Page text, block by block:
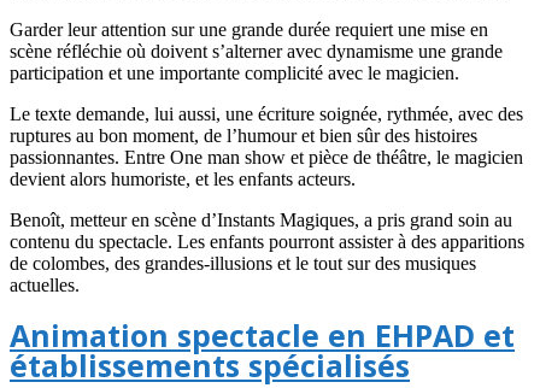
Garder leur attention sur une grande durée requiert une mise en
scène réfléchie où doivent s’alterner avec dynamisme une grande
participation et une importante complicité avec le magicien.
Le texte demande, lui aussi, une écriture soignée, rythmée, avec des
ruptures au bon moment, de l’humour et bien sûr des histoires
passionnantes. Entre One man show et pièce de théâtre, le magicien
devient alors humoriste, et les enfants acteurs.
Benoît, metteur en scène d’Instants Magiques, a pris grand soin au
contenu du spectacle. Les enfants pourront assister à des apparitions
de colombes, des grandes-illusions et le tout sur des musiques
actuelles.
Animation spectacle en EHPAD et
établissements spécialisés